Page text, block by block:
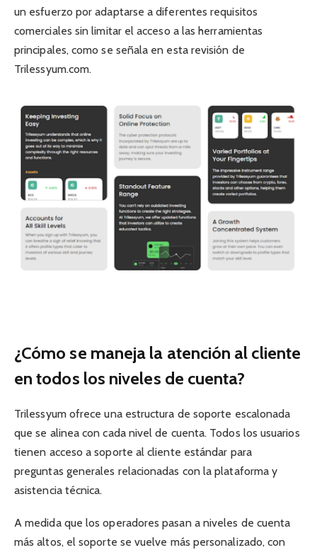
un esfuerzo por adaptarse a diferentes requisitos
comerciales sin limitar el acceso a las herramientas
principales, como se señala en esta revisión de
Trilessyum.com.
¿Cómo se maneja la atención al cliente
en todos los niveles de cuenta?
Trilessyum ofrece una estructura de soporte escalonada
que se alinea con cada nivel de cuenta. Todos los usuarios
tienen acceso a soporte al cliente estándar para
preguntas generales relacionadas con la plataforma y
asistencia técnica.
A medida que los operadores pasan a niveles de cuenta
más altos, el soporte se vuelve más personalizado, con